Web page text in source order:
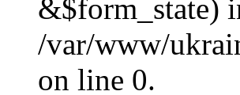
&$form_state)
/var/www/
on line 0.